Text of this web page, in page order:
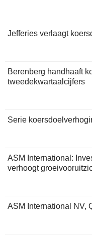
Jefferies verlaagt
Berenberg handhaaft
tweedekwartaalcijfers
Serie
ASM International:
verhoogt
ASM International NV,